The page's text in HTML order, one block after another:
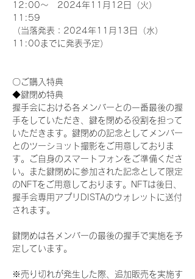
12:00～　2024年11月12日（火）
11:59
（当落発表：2024年11月13日（水）
11:00までに発表予定）
〇ご購入特典
◆鍵閉め特典
握手会における各メンバーとの一番最後の握
手をしていただき、鍵を閉める役割を担って
いただきます。鍵閉めの記念としてメンバー
とのツーショット撮影をご用意しておりま
す。ご自身のスマートフォンをご準備くださ
い。また鍵閉めに参加された記念として限定
のNFTをご用意しております。NFTは後日、
握手会専用アプリDISTAのウォレットに送付
されます。
鍵閉めは各メンバーの最後の握手で実施を予
定しています。
※売り切れが発生した際、追加販売を実施す